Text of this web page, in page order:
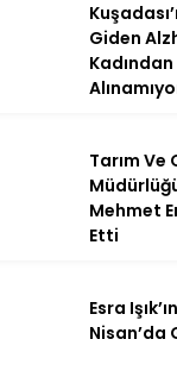
Giden
Tarım Ve
Mehmet
Etti
Esra
Nisan’da